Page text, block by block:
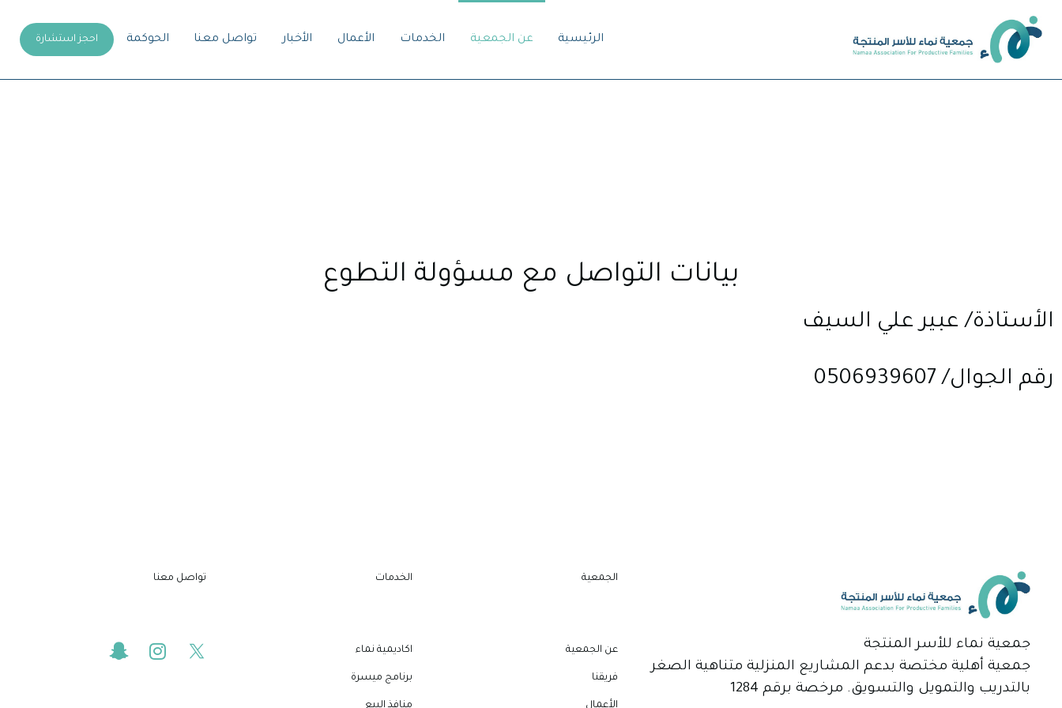
الرئيسية عن الجمعية الخدمات الأعمال الأخبار تواصل معنا الحوكمة احجز استشارة
بيانات التواصل مع مسؤولة التطوع
الأستاذة/ عبير علي السيف
رقم الجوال/ 0506939607
جمعية نماء للأسر المنتجة
جمعية أهلية مختصة بدعم المشاريع المنزلية متناهية الصغر
بالتدريب والتمويل والتسويق. مرخصة برقم 1284
الجمعية
عن الجمعية
فريقنا
الأعمال
الخدمات
اكاديمية نماء
برنامج ميسرة
منافذ البيع
تواصل معنا